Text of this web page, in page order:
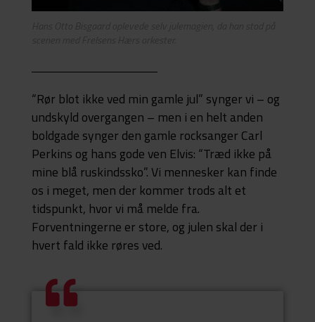
“Rør blot ikke ved min gamle jul” synger vi – og
undskyld overgangen – men i en helt anden
boldgade synger den gamle rocksanger Carl
Perkins og hans gode ven Elvis: “Træd ikke på
mine blå ruskindssko”. Vi mennesker kan finde
os i meget, men der kommer trods alt et
tidspunkt, hvor vi må melde fra.
Forventningerne er store, og julen skal der i
hvert fald ikke røres ved.